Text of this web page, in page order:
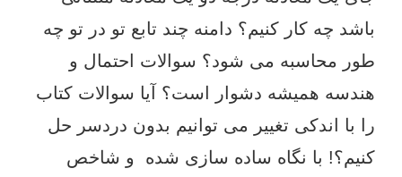
باشد چه کار کنیم؟ دامنه چند تابع تو در تو چه
طور محاسبه می شود؟ سوالات احتمال و
هندسه همیشه دشوار است؟ آیا سوالات کتاب
را با اندکی تغییر می توانیم بدون دردسر حل
کنیم؟! با نگاه ساده سازی شده و شاخص